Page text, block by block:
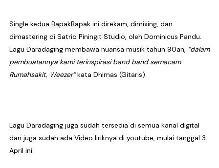
Single kedua BapakBapak ini direkam, dimixing, dan
dimastering di Satrio Piningit Studio, oleh Dominicus Pandu.
Lagu Daradaging membawa nuansa musik tahun 90an, “dalam
pembuatannya kami terinspirasi band band semacam
Rumahsakit, Weezer”kata Dhimas (Gitaris).
Lagu Daradaging juga sudah tersedia di semua kanal digital
dan juga sudah ada Video liriknya di youtube, mulai tanggal 3
April ini.